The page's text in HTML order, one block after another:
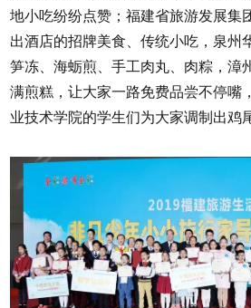
地小吃纷纷点赞；福建省旅游发展集
出酒店的招牌美食、传统小吃，泉州
笋冻、海蛎煎、手工肉丸、肉粽，漳
满煎糕，让大家一路免费品尝不停嘴
业技术学院的学生们为大家调制出鸡